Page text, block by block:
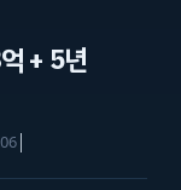
+ 5년
│